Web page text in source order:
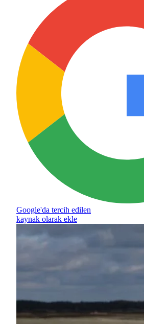
Google'da tercih edilen
kaynak olarak ekle